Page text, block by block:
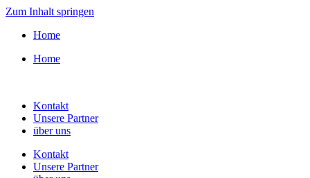
Zum Inhalt springen
Home
Home
Kontakt
Unsere Partner
über uns
Kontakt
Unsere Partner